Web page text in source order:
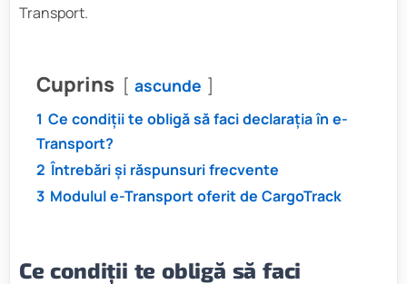
Transport.
Cuprins ascunde
1 Ce condiții te obligă să faci declarația în e-
Transport?
2 Întrebări și răspunsuri frecvente
3 Modulul e-Transport oferit de CargoTrack
Ce condiții te obligă să faci